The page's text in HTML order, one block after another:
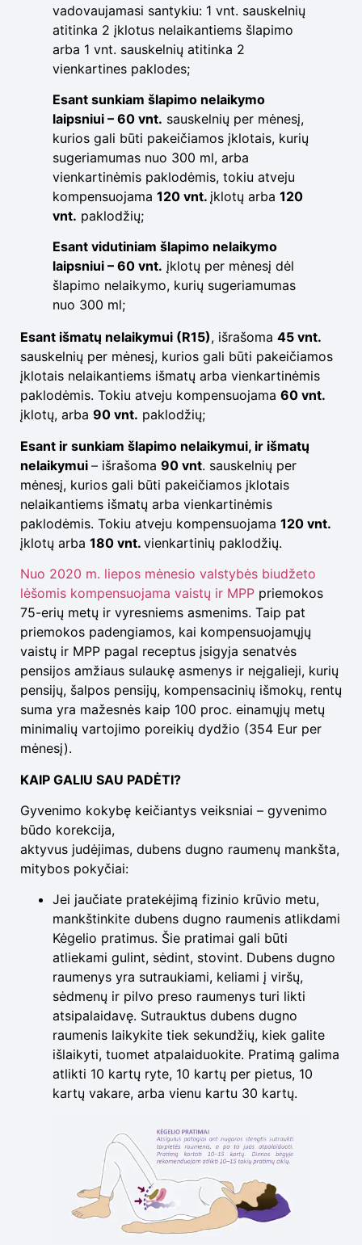
vadovaujamasi santykiu: 1 vnt. sauskelnių
atitinka 2 įklotus nelaikantiems šlapimo
arba 1 vnt. sauskelnių atitinka 2
vienkartines paklodes;
Esant sunkiam šlapimo nelaikymo
laipsniui – 60 vnt. sauskelnių per mėnesį,
kurios gali būti pakeičiamos įklotais, kurių
sugeriamumas nuo 300 ml, arba
vienkartinėmis paklodėmis, tokiu atveju
kompensuojama 120 vnt. įklotų arba 120
vnt. paklodžių;
Esant vidutiniam šlapimo nelaikymo
laipsniui – 60 vnt. įklotų per mėnesį dėl
šlapimo nelaikymo, kurių sugeriamumas
nuo 300 ml;
Esant išmatų nelaikymui (R15), išrašoma 45 vnt.
sauskelnių per mėnesį, kurios gali būti pakeičiamos
įklotais nelaikantiems išmatų arba vienkartinėmis
paklodėmis. Tokiu atveju kompensuojama 60 vnt.
įklotų, arba 90 vnt. paklodžių;
Esant ir sunkiam šlapimo nelaikymui, ir išmatų
nelaikymui – išrašoma 90 vnt. sauskelnių per
mėnesį, kurios gali būti pakeičiamos įklotais
nelaikantiems išmatų arba vienkartinėmis
paklodėmis. Tokiu atveju kompensuojama 120 vnt.
įklotų arba 180 vnt. vienkartinių paklodžių.
Nuo 2020 m. liepos mėnesio valstybės biudžeto
lėšomis kompensuojama vaistų ir MPP priemokos
75-erių metų ir vyresniems asmenims. Taip pat
priemokos padengiamos, kai kompensuojamųjų
vaistų ir MPP pagal receptus įsigyja senatvės
pensijos amžiaus sulaukę asmenys ir neįgalieji, kurių
pensijų, šalpos pensijų, kompensacinių išmokų, rentų
suma yra mažesnės kaip 100 proc. einamųjų metų
minimalių vartojimo poreikių dydžio (354 Eur per
mėnesį).
KAIP GALIU SAU PADĖTI?
Gyvenimo kokybę keičiantys veiksniai – gyvenimo
būdo korekcija,
aktyvus judėjimas, dubens dugno raumenų mankšta,
mitybos pokyčiai:
Jei jaučiate pratekėjimą fizinio krūvio metu,
mankštinkite dubens dugno raumenis atlikdami
Kėgelio pratimus. Šie pratimai gali būti
atliekami gulint, sėdint, stovint. Dubens dugno
raumenys yra sutraukiami, keliami į viršų,
sėdmenų ir pilvo preso raumenys turi likti
atsipalaidavę. Sutrauktus dubens dugno
raumenis laikykite tiek sekundžių, kiek galite
išlaikyti, tuomet atpalaiduokite. Pratimą galima
atlikti 10 kartų ryte, 10 kartų per pietus, 10
kartų vakare, arba vienu kartu 30 kartų.